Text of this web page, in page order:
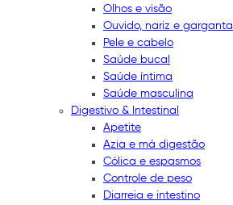
Olhos e visão
Ouvido, nariz e garganta
Pele e cabelo
Saúde bucal
Saúde íntima
Saúde masculina
Digestivo & Intestinal
Apetite
Azia e má digestão
Cólica e espasmos
Controle de peso
Diarreia e intestino